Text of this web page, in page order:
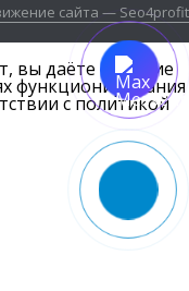
сайта — Seo4profit
вы даёте согласие
функционирования
с политикой